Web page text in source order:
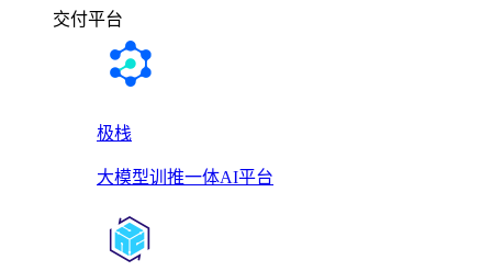
交付平台
极栈
大模型训推一体AI平台